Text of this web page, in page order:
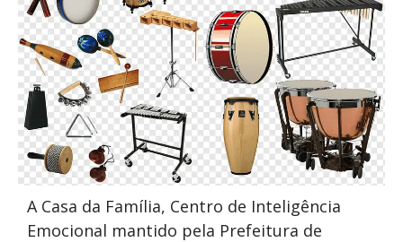
A Casa da Família, Centro de Inteligência
Emocional mantido pela Prefeitura de